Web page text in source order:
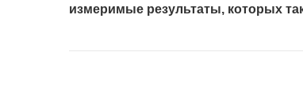
измеримые результаты, которых